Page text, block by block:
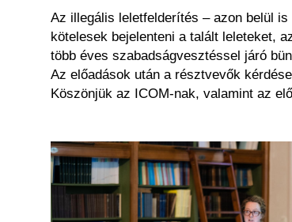
Az illegális leletfelderítés – azon belül
kötelesek bejelenteni a talált leleteket,
több éves szabadságvesztéssel járó
Az előadások után a résztvevők
Köszönjük az ICOM-nak, valamint az